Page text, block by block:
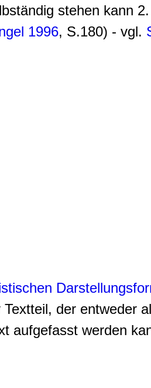
stehen kann
1996, S.180) - vgl.
Textteil, der entweder
aufgefasst werden